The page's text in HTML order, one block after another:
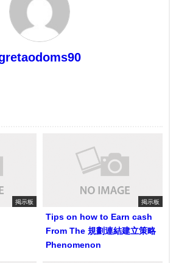
掲示板 掲示板
Tips on how to Earn cash
From The 規劃連結建立策略
Phenomenon